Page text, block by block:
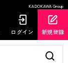
KADOKAWA Group
ログイン 新規登録